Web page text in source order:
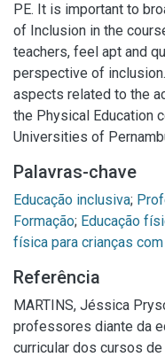
PE. It is important to
of Inclusion in the
teachers, feel apt and
perspective of
aspects related to the
the Physical Education
Universities of
Palavras-chave
Educação inclusiva;
Formação; Educação
física para crianças
Referência
MARTINS, Jéssica
professores diante da
curricular dos cursos